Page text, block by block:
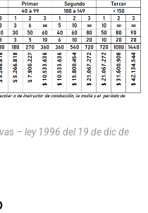
– ley 1996 del 19 de dic de